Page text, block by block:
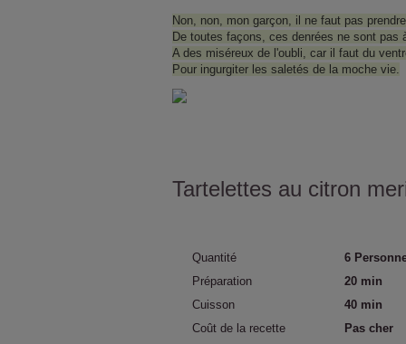
Non, non, mon garçon, il ne faut pas
De toutes façons, ces denrées ne sont pas
A des miséreux de l'oubli, car il faut du
Pour ingurgiter les saletés de la moche vie.
Tartelettes au citron
Quantité
6
Préparation
20 min
Cuisson
40 min
Coût de la recette
Pas cher